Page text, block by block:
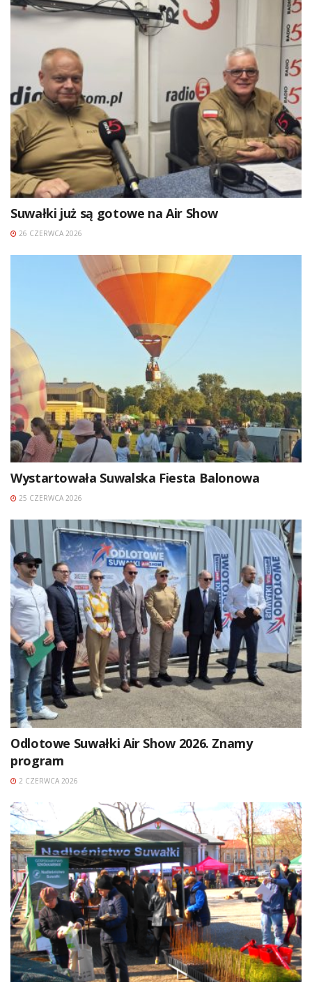
Suwałki już są gotowe na Air Show
26 CZERWCA 2026
Wystartowała Suwalska Fiesta Balonowa
25 CZERWCA 2026
Odlotowe Suwałki Air Show 2026. Znamy
program
2 CZERWCA 2026